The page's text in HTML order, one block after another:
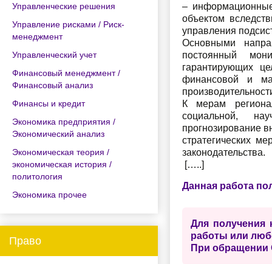
Управленческие решения
Управление рисками / Риск-
менеджмент
Управленческий учет
Финансовый менеджмент /
Финансовый анализ
Финансы и кредит
Экономика предприятия /
Экономический анализ
Экономическая теория /
экономическая история /
политология
Экономика прочее
Право
–
объектом
управления
Основными
постоянный
гарантирующих
финансовой и
К мерам
социальной,
прогнозирование
стратегических
законодательства.
[…..]
Данная работа
Для получения
работы или
При обращении